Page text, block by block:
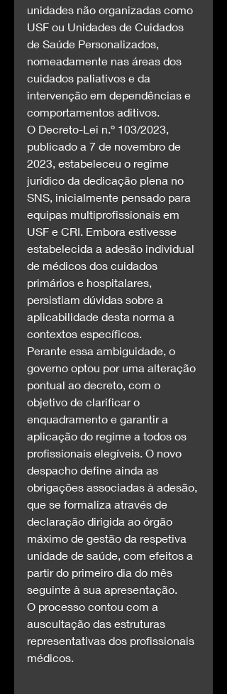
unidades não organizadas como
USF ou Unidades de Cuidados
de Saúde Personalizados,
nomeadamente nas áreas dos
cuidados paliativos e da
intervenção em dependências e
comportamentos aditivos.
O Decreto-Lei n.º 103/2023,
publicado a 7 de novembro de
2023, estabeleceu o regime
jurídico da dedicação plena no
SNS, inicialmente pensado para
equipas multiprofissionais em
USF e CRI. Embora estivesse
estabelecida a adesão individual
de médicos dos cuidados
primários e hospitalares,
persistiam dúvidas sobre a
aplicabilidade desta norma a
contextos específicos.
Perante essa ambiguidade, o
governo optou por uma alteração
pontual ao decreto, com o
objetivo de clarificar o
enquadramento e garantir a
aplicação do regime a todos os
profissionais elegíveis. O novo
despacho define ainda as
obrigações associadas à adesão,
que se formaliza através de
declaração dirigida ao órgão
máximo de gestão da respetiva
unidade de saúde, com efeitos a
partir do primeiro dia do mês
seguinte à sua apresentação.
O processo contou com a
auscultação das estruturas
representativas dos profissionais
médicos.